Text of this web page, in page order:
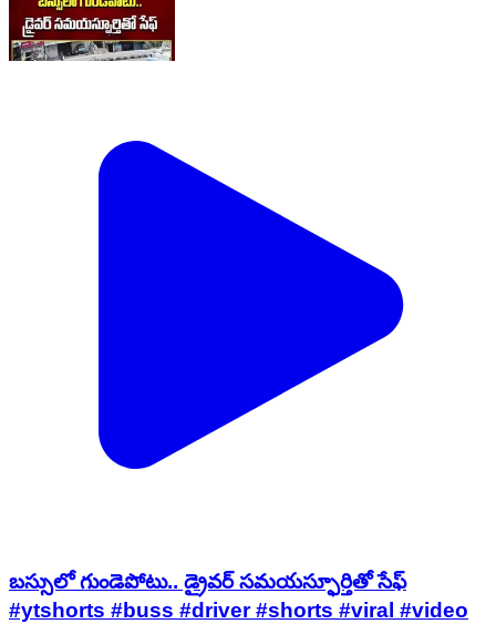
బస్సులో గుండెపోటు.. డ్రైవర్ సమయస్ఫూర్తితో సేఫ్
#ytshorts #buss #driver #shorts #viral #video